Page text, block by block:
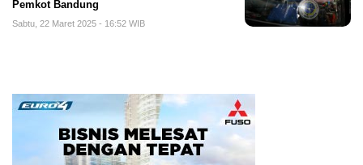
Pemkot Bandung
Sabtu, 22 Maret 2025 - 16:52 WIB